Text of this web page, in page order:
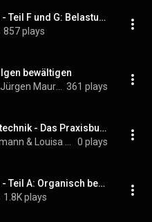
Kapitel 2: Störungen - Teil F und G: Belastungsstörungen und somatoforme Störungen
857 plays
bewältigen
361 plays
Kapitel 43 - Eft Klopftechnik - Das Praxisbuch zur Selbstanwendung: Stress, Angst & Schmerzen sanft lösen in nur 5 Minuten - Inkl. Soforthilfetipps, Klopfakupressur, Klopfpunkte-Karte uvm.
0 plays
Kapitel 2: Störungen - Teil A: Organisch bedingte Störungen - b. Demenz, Korsakow und weitere
1.8K plays